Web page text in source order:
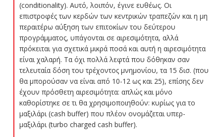
(conditionality). Αυτό, λοιπόν, έγινε ευθέως. Οι
επιστροφές των κερδών των κεντρικών τραπεζών και η μη
περαιτέρω αύξηση των επιτοκίων του δεύτερου
προγράμματος, υπάγονται σε αιρεσιμότητα, αλλά
πρόκειται για σχετικά μικρά ποσά και αυτή η αιρεσιμότητα
είναι χαλαρή. Τα όχι πολλά λεφτά που δόθηκαν σαν
τελευταία δόση του τρέχοντος μνημονίου, τα 15 δισ. (που
θα μπορούσαν να είναι από 10-12 ως και 25), επίσης δεν
έχουν πρόσθετη αιρεσιμότητα: απλώς και μόνο
καθορίστηκε σε τι θα χρησιμοποιηθούν: κυρίως για το
μαξιλάρι (cash buffer) που πλέον ονομάζεται υπερ-
μαξιλάρι (turbo charged cash buffer).